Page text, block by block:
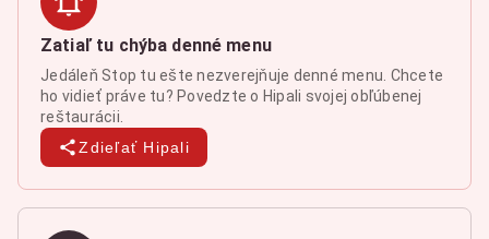
Zatiaľ tu chýba denné menu
Jedáleň Stop tu ešte nezverejňuje denné menu. Chcete
ho vidieť práve tu? Povedzte o Hipali svojej obľúbenej
reštaurácii.
Zdieľať Hipali